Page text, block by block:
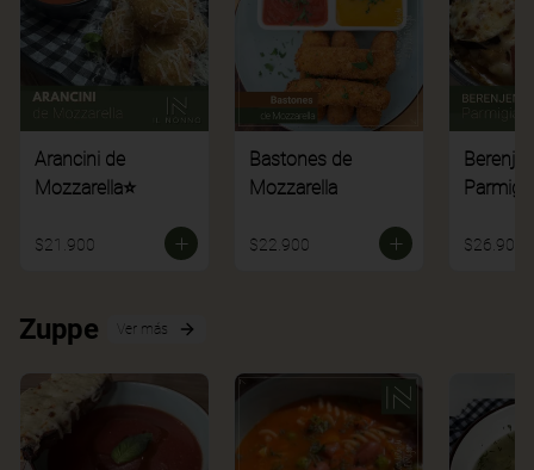
Arancini de
Mozzarella⭐
$21.900
Bastones de
Mozzarella
$22.900 $26.900
Zuppe Ver más